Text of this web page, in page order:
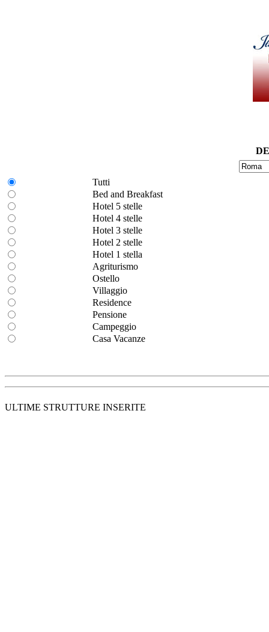
Tutti
Bed and Breakfast
Hotel 5 stelle
Hotel 4 stelle
Hotel 3 stelle
Hotel 2 stelle
Hotel 1 stella
Agriturismo
Ostello
Villaggio
Residence
Pensione
Campeggio
Casa Vacanze
ULTIME STRUTTURE INSERITE